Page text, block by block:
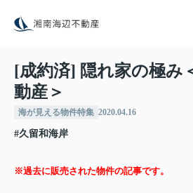
[成約済] 隠れ家の極み
動産＞
海が見える物件特集 2020.04.16
#久留和海岸
※過去に販売された物件の記事です。